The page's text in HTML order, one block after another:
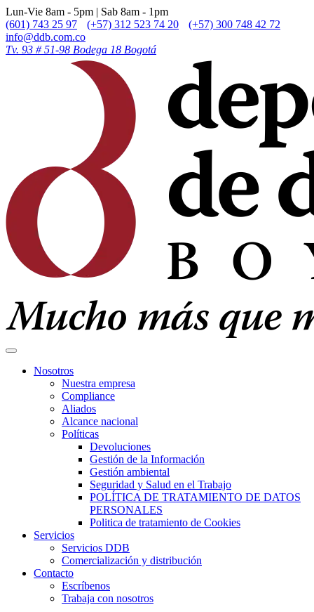
Lun-Vie 8am - 5pm | Sab 8am - 1pm
(601) 743 25 97
(+57) 312 523 74 20
(+57) 300 748 42 72
info@ddb.com.co
Tv. 93 # 51-98 Bodega 18 Bogotá
Nosotros
Nuestra empresa
Compliance
Aliados
Alcance nacional
Políticas
Devoluciones
Gestión de la Información
Gestión ambiental
Seguridad y Salud en el Trabajo
POLÍTICA DE TRATAMIENTO DE DATOS
PERSONALES
Politica de tratamiento de Cookies
Servicios
Servicios DDB
Comercialización y distribución
Contacto
Escríbenos
Trabaja con nosotros